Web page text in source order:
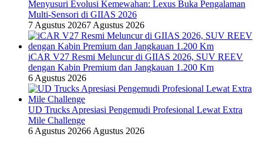
Menyusuri Evolusi Kemewahan: Lexus Buka Pengalaman
Multi-Sensori di GIIAS 2026
7 Agustus 20267 Agustus 2026
iCAR V27 Resmi Meluncur di GIIAS 2026, SUV REEV
dengan Kabin Premium dan Jangkauan 1.200 Km
6 Agustus 2026
UD Trucks Apresiasi Pengemudi Profesional Lewat Extra
Mile Challenge
6 Agustus 20266 Agustus 2026